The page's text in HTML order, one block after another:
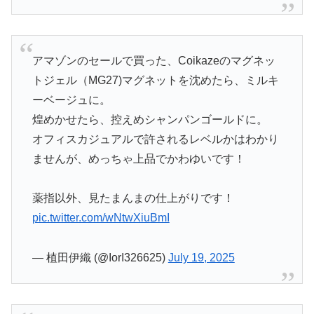
アマゾンのセールで買った、Coikazeのマグネッ
トジェル（MG27)マグネットを沈めたら、ミルキ
ーベージュに。
煌めかせたら、控えめシャンパンゴールドに。
オフィスカジュアルで許されるレベルかはわかり
ませんが、めっちゃ上品でかわゆいです！
薬指以外、見たまんまの仕上がりです！
pic.twitter.com/wNtwXiuBmI
— 植田伊織 (@IorI326625) July 19, 2025